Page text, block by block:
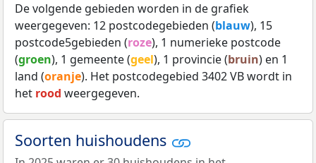
De volgende gebieden worden in de grafiek
weergegeven: 12 postcodegebieden (blauw), 15
postcode5gebieden (roze), 1 numerieke postcode
(groen), 1 gemeente (geel), 1 provincie (bruin) en 1
land (oranje). Het postcodegebied 3402 VB wordt in
het rood weergegeven.
Soorten huishoudens